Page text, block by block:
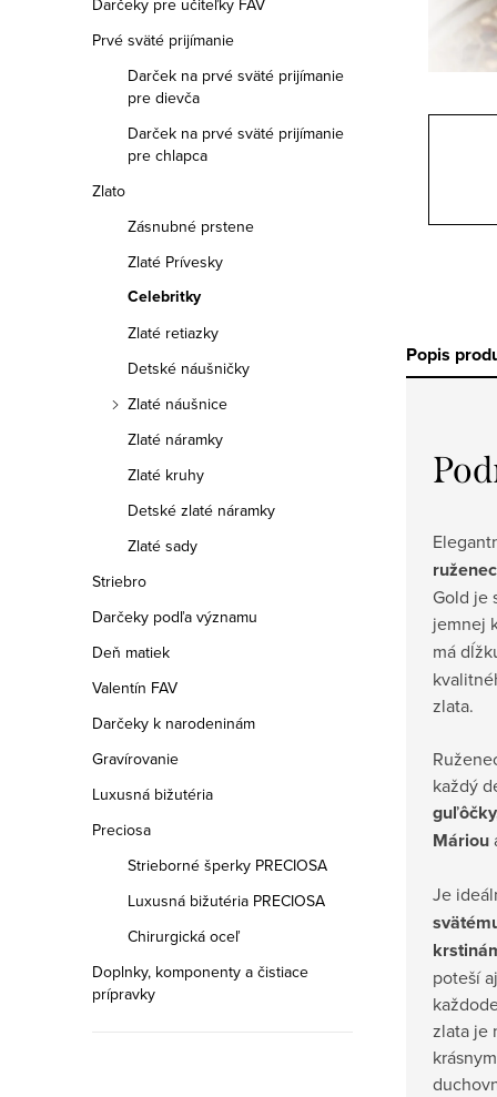
l
Darčeky pre učiteľky FAV
Prvé sväté prijímanie
Darček na prvé sväté prijímanie
pre dievča
Darček na prvé sväté prijímanie
pre chlapca
Zlato
Zásnubné prstene
Zlaté Prívesky
Celebritky
Zlaté retiazky
Detské náušničky
Zlaté náušnice
Zlaté náramky
Zlaté kruhy
Detské zlaté náramky
Zlaté sady
Striebro
Darčeky podľa významu
Deň matiek
Valentín FAV
Darčeky k narodeninám
Gravírovanie
Luxusná bižutéria
Preciosa
Strieborné šperky PRECIOSA
Luxusná bižutéria PRECIOSA
Chirurgická oceľ
Doplnky, komponenty a čistiace
prípravky
Popis
Gold je
jemnej
má
zlata.
každý
Máriou
Je
poteší
zlata je